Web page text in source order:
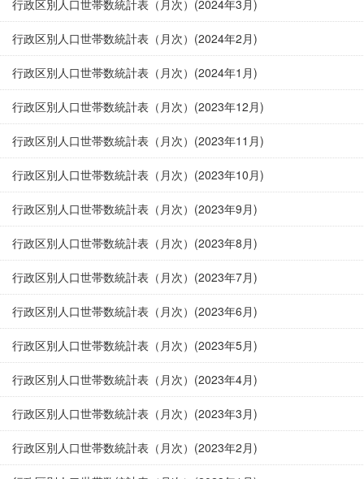
行政区別人口世帯数統計表（月次）(2024年3月)
行政区別人口世帯数統計表（月次）(2024年2月)
行政区別人口世帯数統計表（月次）(2024年1月)
行政区別人口世帯数統計表（月次）(2023年12月)
行政区別人口世帯数統計表（月次）(2023年11月)
行政区別人口世帯数統計表（月次）(2023年10月)
行政区別人口世帯数統計表（月次）(2023年9月)
行政区別人口世帯数統計表（月次）(2023年8月)
行政区別人口世帯数統計表（月次）(2023年7月)
行政区別人口世帯数統計表（月次）(2023年6月)
行政区別人口世帯数統計表（月次）(2023年5月)
行政区別人口世帯数統計表（月次）(2023年4月)
行政区別人口世帯数統計表（月次）(2023年3月)
行政区別人口世帯数統計表（月次）(2023年2月)